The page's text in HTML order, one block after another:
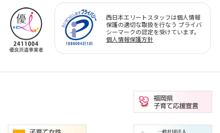
西日本エリートスタッフは個人情報
保護の適切な取扱を行なう プライバ
シーマークの認定を受けています。
個人情報保護方針